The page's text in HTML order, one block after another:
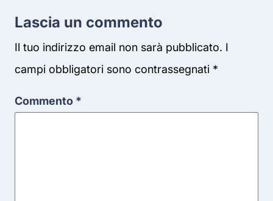
Lascia un commento
Il tuo indirizzo email non sarà pubblicato. I
campi obbligatori sono contrassegnati *
Commento *